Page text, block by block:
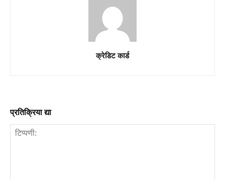
क्रेडिट कार्ड
प्रतिक्रिया द्या